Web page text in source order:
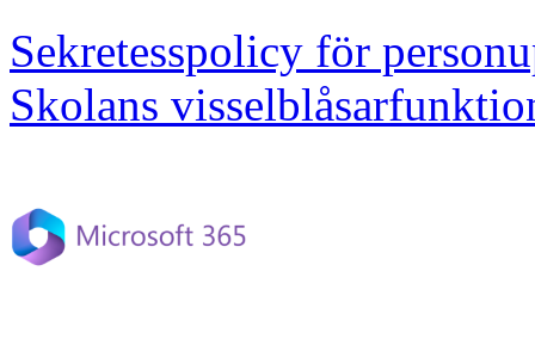
Sekretesspolicy för
Skolans